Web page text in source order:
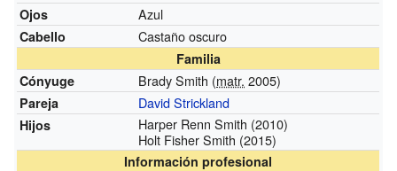
Ojos Azul
Cabello Castaño oscuro
Familia
Cónyuge
Brady Smith (matr. 2005)
Pareja David Strickland
Hijos
Harper Renn Smith (2010)
Holt Fisher Smith (2015)
Información profesional